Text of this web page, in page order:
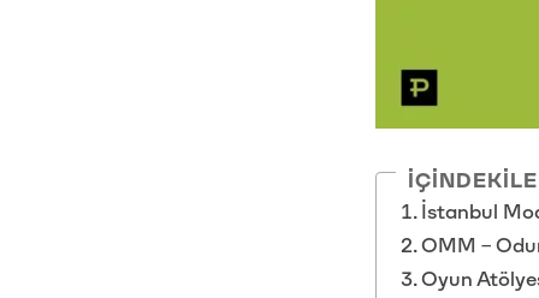
İstanbul
OMM –
Oyun